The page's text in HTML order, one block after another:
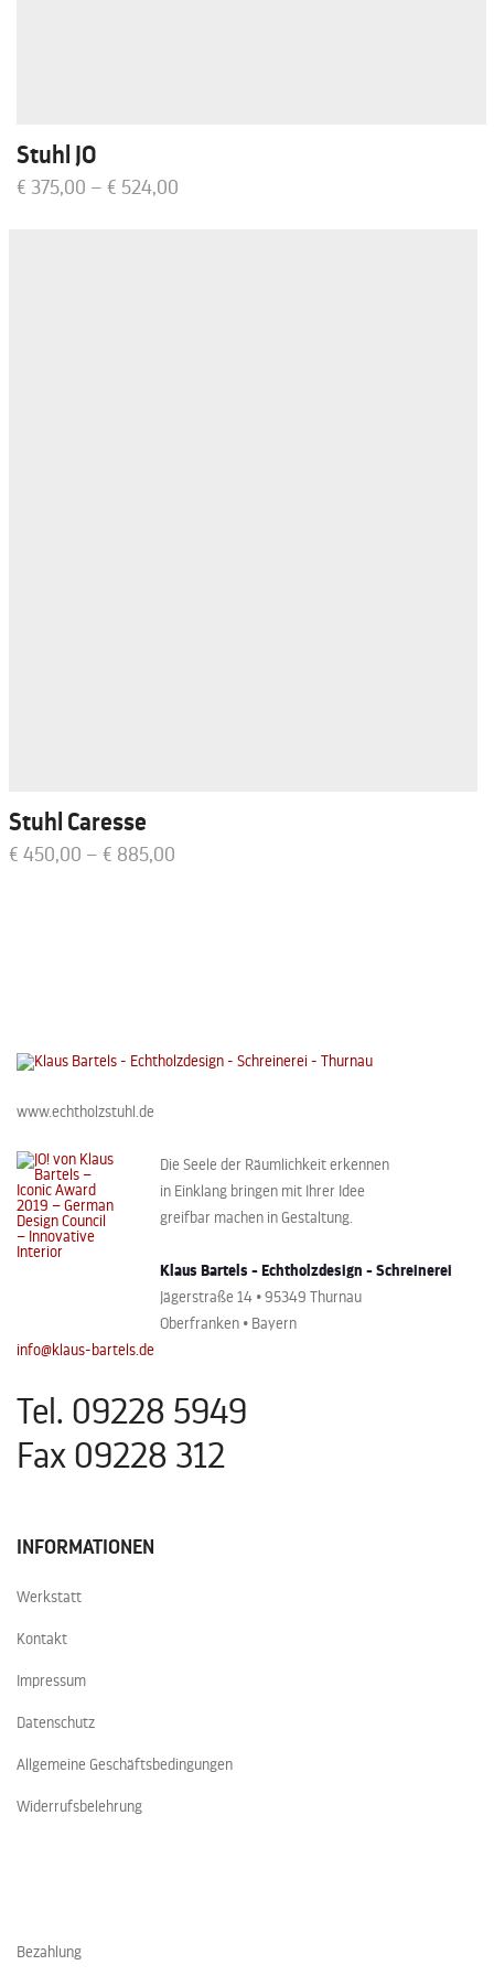
Stuhl JO
€ 375,00 – € 524,00
Stuhl Caresse
€ 450,00 – € 885,00
www.echtholzstuhl.de
Die Seele der Räumlichkeit erkennen
in Einklang bringen mit Ihrer Idee
greifbar machen in Gestaltung.
Klaus Bartels - Echtholzdesign - Schreinerei
Jägerstraße 14 • 95349 Thurnau
Oberfranken • Bayern
info@klaus-bartels.de
Tel. 09228 5949
Fax 09228 312
INFORMATIONEN
Werkstatt
Kontakt
Impressum
Datenschutz
Allgemeine Geschäftsbedingungen
Widerrufsbelehrung
Bezahlung